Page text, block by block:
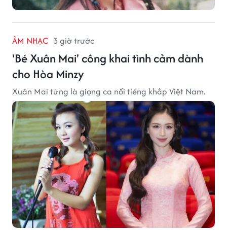
ÂM NHẠC 3 giờ trước
'Bé Xuân Mai' công khai tình cảm dành
cho Hòa Minzy
Xuân Mai từng là giọng ca nổi tiếng khắp Việt Nam.